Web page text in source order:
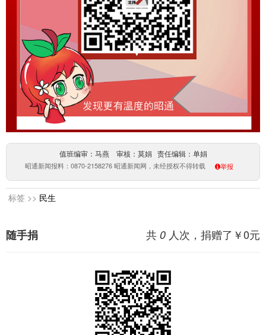
值班编审：马燕 审核：莫娟 责任编辑：单娟
昭通新闻报料：0870-2158276 昭通新闻网，未经授权不得转载 举报
标签 >> 民生
共 0 人次，捐赠了￥0元
随手捐